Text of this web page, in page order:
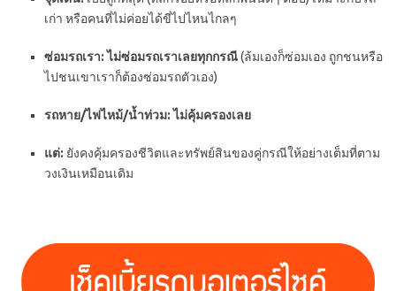
เก่า หรือคนที่ไม่ค่อยได้ขี่ไปไหนไกลๆ
ซ่อมรถเรา: ไม่ซ่อมรถเราเลยทุกกรณี(ล้มเองก็ซ่อมเอง ถูกชนหรือ
ไปชนเขาเราก็ต้องซ่อมรถตัวเอง)
รถหาย/ไฟไหม้/น้ำท่วม: ไม่คุ้มครองเลย
แต่: ยังคงคุ้มครองชีวิตและทรัพย์สินของคู่กรณีให้อย่างเต็มที่ตาม
วงเงินเหมือนเดิม